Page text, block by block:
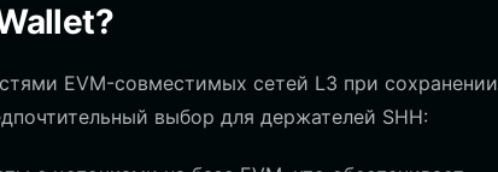
EVM-совместимых сетей L3 при сохранении
выбор для держателей SHH: